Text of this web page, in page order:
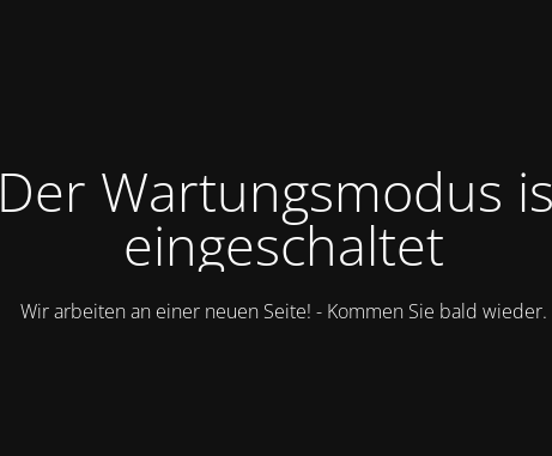
Der Wartungsmodus
eingeschaltet
Wir arbeiten an einer neuen Seite! - Kommen Sie bald wieder.